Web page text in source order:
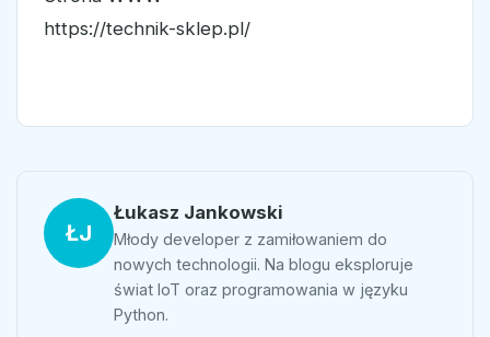
https://technik-sklep.pl/
ŁJ
Łukasz Jankowski
Młody developer z zamiłowaniem do
nowych technologii. Na blogu eksploruje
świat IoT oraz programowania w języku
Python.